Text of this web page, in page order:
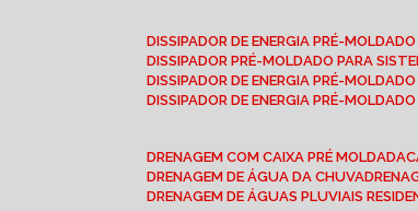
DISSIPADOR DE ENERGIA PRÉ-
DISSIPADOR PRÉ-MOLDADO PARA
DISSIPADOR DE ENERGIA PRÉ-
DISSIPADOR DE ENERGIA PRÉ-
DRENAGEM COM CAIXA PRÉ MOLDADA
DRENAGEM DE ÁGUA DA CHUVA
DRENAGEM DE ÁGUAS PLUVIAIS